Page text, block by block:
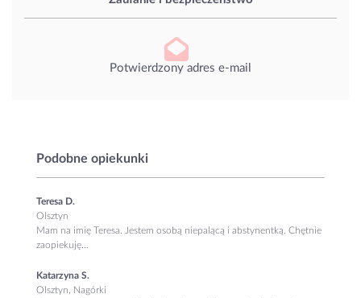
Potwierdzony adres e-mail
Podobne opiekunki
Teresa D.
Olsztyn
Mam na imię Teresa. Jestem osobą niepalącą i abstynentką. Chętnie
zaopiekuję...
Katarzyna S.
Olsztyn, Nagórki